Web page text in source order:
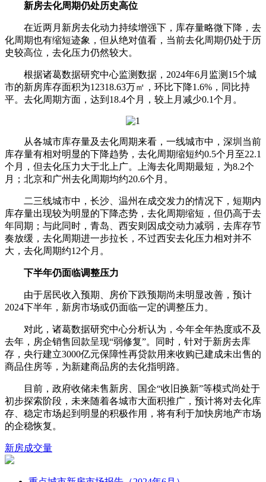
新房去化周期仍处历史高位
在近两月新房去化动力持续增强下，库存量略微下降，去
化周期也有缩短迹象，但从绝对值看，当前去化周期仍处于历
史较高位，去化压力仍然较大。
根据诸葛数据研究中心监测数据，2024年6月监测15个城
市的新房库存面积为12318.63万㎡，环比下降1.6%，同比持
平。去化周期方面，达到18.4个月，较上月减少0.1个月。
从各城市库存量及去化周期来看，一线城市中，深圳当前
库存量有相对明显的下降趋势，去化周期缩短约0.5个月至22.1
个月，但去化压力大于北上广。上海去化周期最短，为8.2个
月；北京和广州去化周期均约20.6个月。
二三线城市中，长沙、温州在成交发力的情况下，短期内
库存量出现较为明显的下降态势，去化周期缩短，但仍高于去
年同期；与此同时，青岛、西安则因成交动力减弱，去库存节
奏放缓，去化周期进一步拉长，不过西安去化压力相对并不
大，去化周期约12个月。
下半年仍面临调整压力
由于居民收入预期、房价下跌预期尚未明显改善，预计
2024下半年，新房市场或仍面临一定的调整压力。
对此，诸葛数据研究中心分析认为，今年全年热度或不及
去年，房企销售回款呈现“弱修复”。同时，针对于新房去库
存，央行建立3000亿元保障性再贷款用来收购已建成未出售的
商品住房等，为新建商品房的去化指明路。
目前，政府收储未售新房、国企“收旧换新”等模式尚处于
初步探索阶段，未来随着各城市大面积推广，预计将对去化库
存、稳定市场起到明显的积极作用，将有利于加快房地产市场
的企稳恢复。
新房成交量